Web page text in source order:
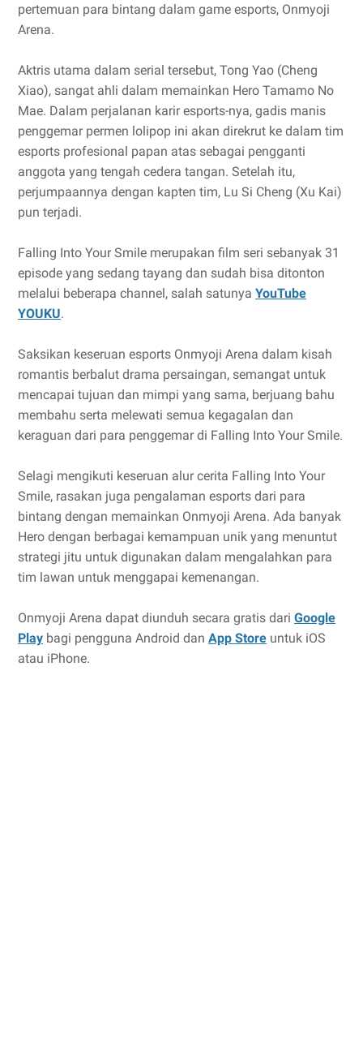
pertemuan para bintang dalam game esports, Onmyoji
Arena.
Aktris utama dalam serial tersebut, Tong Yao (Cheng
Xiao), sangat ahli dalam memainkan Hero Tamamo No
Mae. Dalam perjalanan karir esports-nya, gadis manis
penggemar permen lolipop ini akan direkrut ke dalam tim
esports profesional papan atas sebagai pengganti
anggota yang tengah cedera tangan. Setelah itu,
perjumpaannya dengan kapten tim, Lu Si Cheng (Xu Kai)
pun terjadi.
Falling Into Your Smile merupakan film seri sebanyak 31
episode yang sedang tayang dan sudah bisa ditonton
melalui beberapa channel, salah satunya YouTube
YOUKU.
Saksikan keseruan esports Onmyoji Arena dalam kisah
romantis berbalut drama persaingan, semangat untuk
mencapai tujuan dan mimpi yang sama, berjuang bahu
membahu serta melewati semua kegagalan dan
keraguan dari para penggemar di Falling Into Your Smile.
Selagi mengikuti keseruan alur cerita Falling Into Your
Smile, rasakan juga pengalaman esports dari para
bintang dengan memainkan Onmyoji Arena. Ada banyak
Hero dengan berbagai kemampuan unik yang menuntut
strategi jitu untuk digunakan dalam mengalahkan para
tim lawan untuk menggapai kemenangan.
Onmyoji Arena dapat diunduh secara gratis dari Google
Play bagi pengguna Android dan App Store untuk iOS
atau iPhone.